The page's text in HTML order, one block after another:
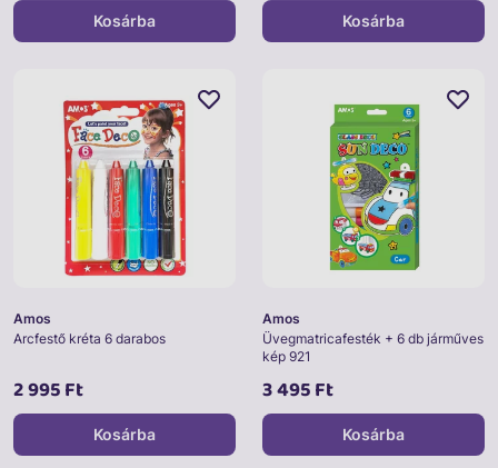
Kosárba Kosárba
Amos
Arcfestő kréta 6 darabos
2 995 Ft
Kosárba
Amos
Üvegmatricafesték + 6 db járműves
kép 921
3 495 Ft
Kosárba